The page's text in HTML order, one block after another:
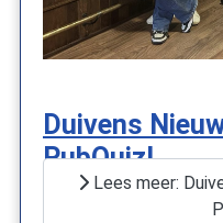
Duivens
PubQuiz!
Een mooi artikel in
Lees meer: